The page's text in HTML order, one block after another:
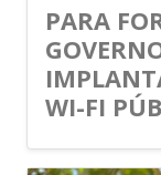
PARA
WI-FI